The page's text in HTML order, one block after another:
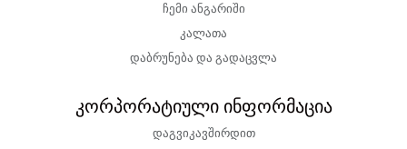
ჩემი ანგარიში
კალათა
დაბრუნება და გადაცვლა
კორპორატიული ინფორმაცია
დაგვიკავშირდით